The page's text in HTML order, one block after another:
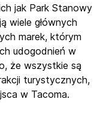
jak Park Stanowy
wiele głównych
marek, którym
udogodnień w
że wszystkie są
turystycznych,
w Tacoma.